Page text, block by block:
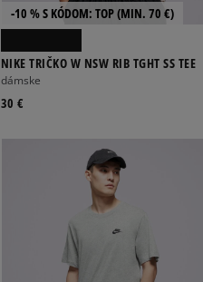
-10 % S KÓDOM: TOP (MIN. 70 €)
NIKE TRIČKO W NSW RIB TGHT SS TEE
dámske
30 €